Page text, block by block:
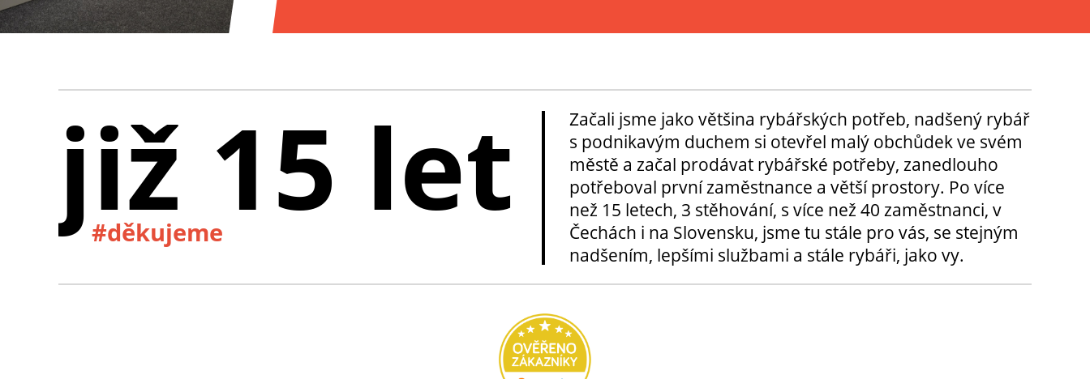
již 15 let
#děkujeme
Začali jsme jako většina rybářských potřeb, nadšený rybář
s podnikavým duchem si otevřel malý obchůdek ve svém
městě a začal prodávat rybářské potřeby, zanedlouho
potřeboval první zaměstnance a větší prostory. Po více
než 15 letech, 3 stěhování, s více než 40 zaměstnanci, v
Čechách i na Slovensku, jsme tu stále pro vás, se stejným
nadšením, lepšími službami a stále rybáři, jako vy.